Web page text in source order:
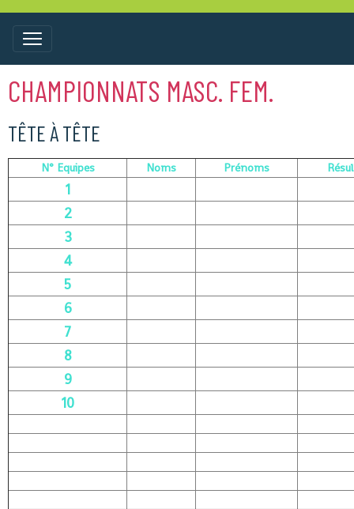
CHAMPIONNATS MASC. FEM.
TÊTE À TÊTE
N° Equipes Noms Prénoms
1
2
3
4
5
6
7
8
9
10